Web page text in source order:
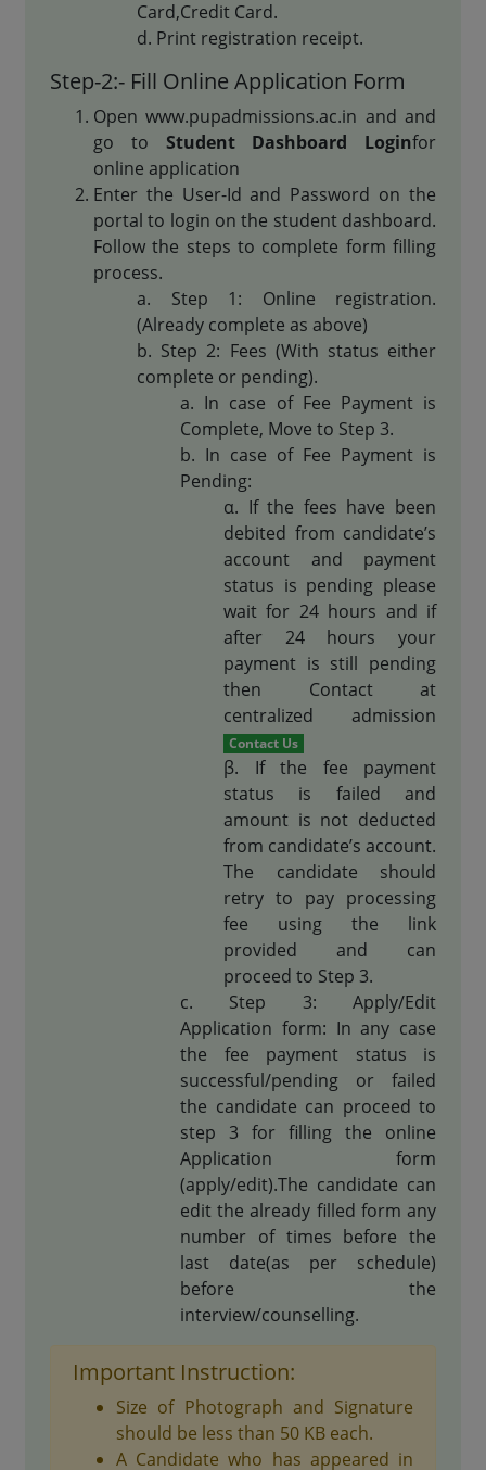
Card,Credit Card.
Print registration receipt.
Step-2:- Fill Online Application Form
Open www.pupadmissions.ac.in and and
go to Student Dashboard Loginfor
online application
Enter the User-Id and Password on the
portal to login on the student dashboard.
Follow the steps to complete form filling
process.
Step 1: Online registration.
(Already complete as above)
Step 2: Fees (With status either
complete or pending).
In case of Fee Payment is
Complete, Move to Step 3.
In case of Fee Payment is
Pending:
If the fees have been
debited from candidate’s
account and payment
status is pending please
wait for 24 hours and if
after 24 hours your
payment is still pending
then Contact at
centralized admission
Contact Us
If the fee payment
status is failed and
amount is not deducted
from candidate’s account.
The candidate should
retry to pay processing
fee using the link
provided and can
proceed to Step 3.
Step 3: Apply/Edit
Application form: In any case
the fee payment status is
successful/pending or failed
the candidate can proceed to
step 3 for filling the online
Application form
(apply/edit).The candidate can
edit the already filled form any
number of times before the
last date(as per schedule)
before the
interview/counselling.
Important Instruction:
Size of Photograph and Signature
should be less than 50 KB each.
A Candidate who has appeared in